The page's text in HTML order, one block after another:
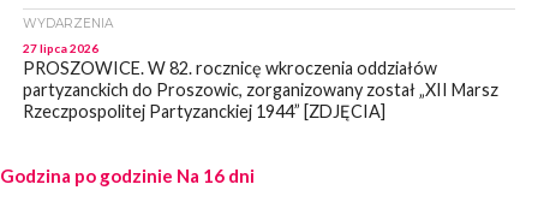
WYDARZENIA
27 lipca 2026
PROSZOWICE. W 82. rocznicę wkroczenia oddziałów
partyzanckich do Proszowic, zorganizowany został „XII Marsz
Rzeczpospolitej Partyzanckiej 1944” [ZDJĘCIA]
27 lipca 2026
PROSZOWICE. Po burzy uszkodzone słupy enegeryczne.
Godzina po godzinie Na 16 dni